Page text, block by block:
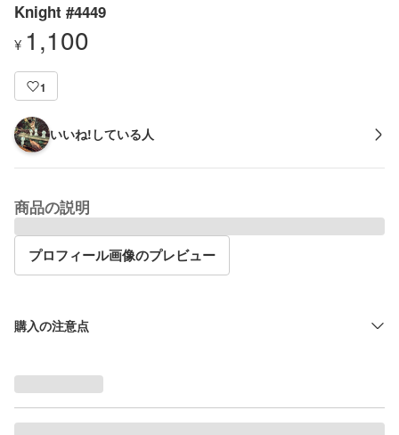
Knight #4449
¥ 1,100
1
いいね!している人
商品の説明
プロフィール画像のプレビュー
購入の注意点